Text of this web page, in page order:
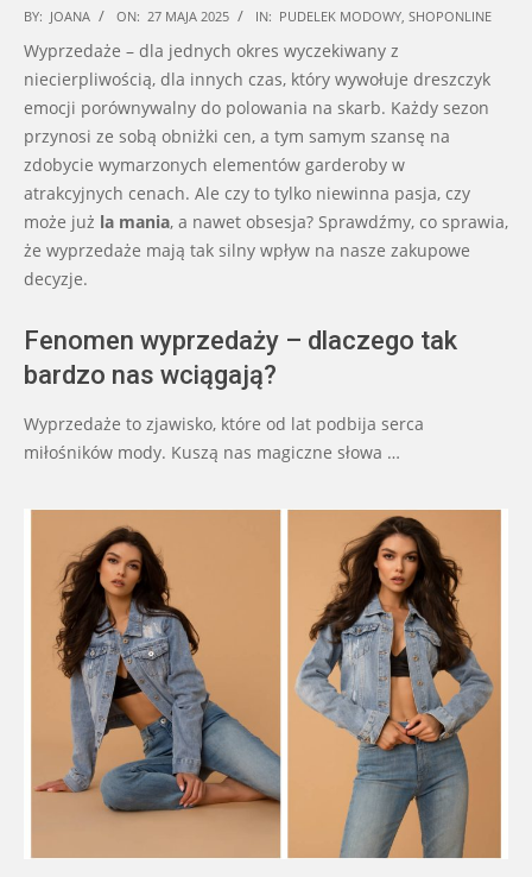
2025-
05-
27
BY: JOANA ON: 27 MAJA 2025 IN: PUDELEK MODOWY SHOPONLINE
Wyprzedaże – dla jednych okres wyczekiwany z
niecierpliwością, dla innych czas, który wywołuje dreszczyk
emocji porównywalny do polowania na skarb. Każdy sezon
przynosi ze sobą obniżki cen, a tym samym szansę na
zdobycie wymarzonych elementów garderoby w
atrakcyjnych cenach. Ale czy to tylko niewinna pasja, czy
może już la mania, a nawet obsesja? Sprawdźmy, co sprawia,
że wyprzedaże mają tak silny wpływ na nasze zakupowe
decyzje.
Fenomen wyprzedaży – dlaczego tak
bardzo nas wciągają?
Wyprzedaże to zjawisko, które od lat podbija serca
miłośników mody. Kuszą nas magiczne słowa …